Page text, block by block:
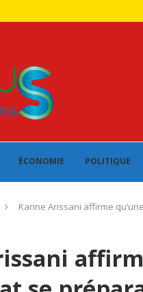
ÉCONOMIE POLITIQUE
Karine Arissani affirme